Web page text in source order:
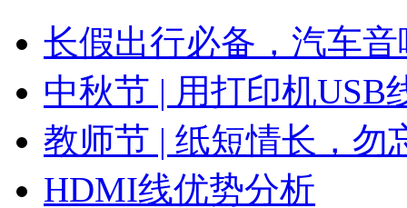
长假出行必备，汽车
中秋节 | 用打印机USB
教师节 | 纸短情长，勿
HDMI线优势分析